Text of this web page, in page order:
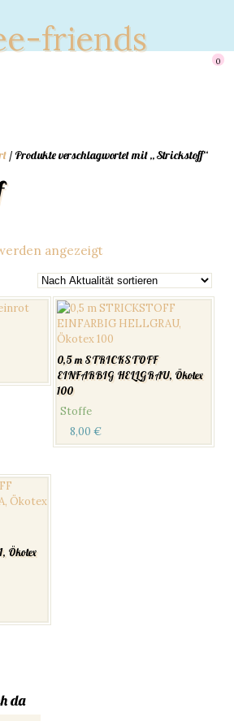
0
/ Produkte verschlagwortet mit „Strickstoff“
angezeigtNach
sortiert
0,5 m STRICKSTOFF
EINFARBIG HELLGRAU, Ökotex
100
Stoffe
8,00 €
Ökotex
da